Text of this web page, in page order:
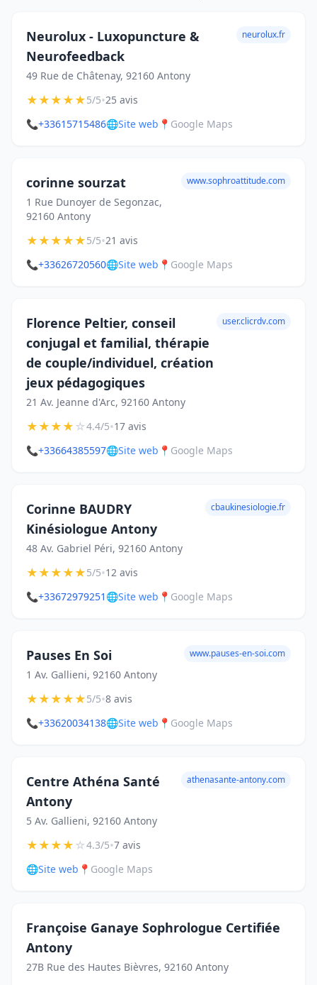
Neurolux - Luxopuncture &
Neurofeedback
49 Rue de Châtenay, 92160 Antony
neurolux.fr
★★★★★5/5•25 avis
📞+33615715486🌐Site web 📍 Google Maps
corinne sourzat
1 Rue Dunoyer de Segonzac,
92160 Antony
www.sophroattitude.com
★★★★★5/5•21 avis
📞+33626720560🌐Site web 📍 Google Maps
Florence Peltier, conseil
conjugal et familial, thérapie
de couple/individuel, création
jeux pédagogiques
21 Av. Jeanne d'Arc, 92160 Antony
user.clicrdv.com
★★★★☆4.4/5•17 avis
📞+33664385597🌐Site web 📍 Google Maps
Corinne BAUDRY
Kinésiologue Antony
48 Av. Gabriel Péri, 92160 Antony
cbaukinesiologie.fr
★★★★★5/5•12 avis
📞+33672979251 🌐Site web 📍 Google Maps
Pauses En Soi
1 Av. Gallieni, 92160 Antony
www.pauses-en-soi.com
★★★★★5/5•8 avis
📞+33620034138🌐Site web 📍 Google Maps
Centre Athéna Santé
Antony
5 Av. Gallieni, 92160 Antony
athenasante-antony.com
★★★★☆4.3/5•7 avis
🌐Site web 📍 Google Maps
Françoise Ganaye Sophrologue Certifiée
Antony
27B Rue des Hautes Bièvres, 92160 Antony